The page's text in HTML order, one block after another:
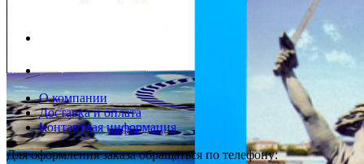
О компании
Доставка и оплата
Контактная информация
Для оформления заказа обращаться по телефону: